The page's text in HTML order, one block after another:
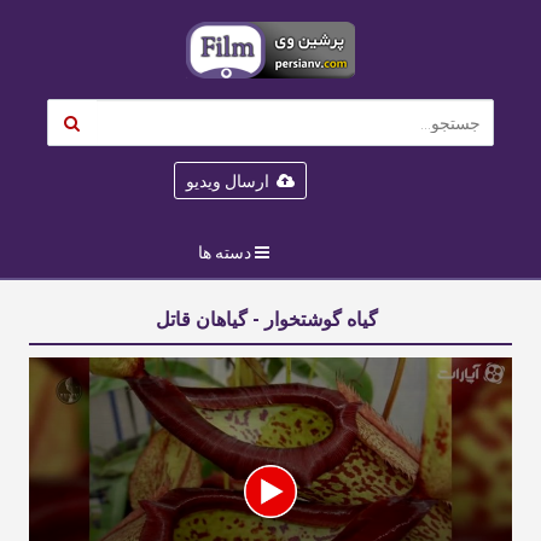
ارسال ویدیو
دسته ها
گیاه گوشتخوار - گیاهان قاتل